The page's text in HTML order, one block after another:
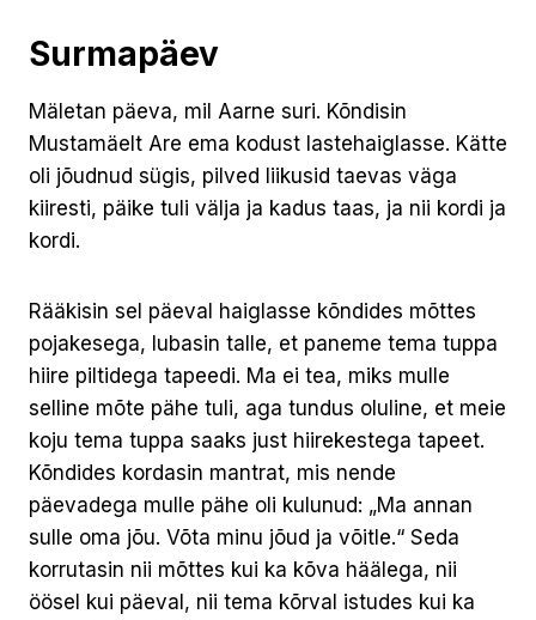
Surmapäev
Mäletan päeva, mil Aarne suri. Kõndisin
Mustamäelt Are ema kodust lastehaiglasse. Kätte
oli jõudnud sügis, pilved liikusid taevas väga
kiiresti, päike tuli välja ja kadus taas, ja nii kordi ja
kordi.
Rääkisin sel päeval haiglasse kõndides mõttes
pojakesega, lubasin talle, et paneme tema tuppa
hiire piltidega tapeedi. Ma ei tea, miks mulle
selline mõte pähe tuli, aga tundus oluline, et meie
koju tema tuppa saaks just hiirekestega tapeet.
Kõndides kordasin mantrat, mis nende
päevadega mulle pähe oli kulunud: „Ma annan
sulle oma jõu. Võta minu jõud ja võitle.“ Seda
korrutasin nii mõttes kui ka kõva häälega, nii
öösel kui päeval, nii tema kõrval istudes kui ka